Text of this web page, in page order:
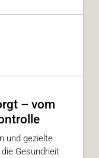
– vom
und gezielte
Gesundheit